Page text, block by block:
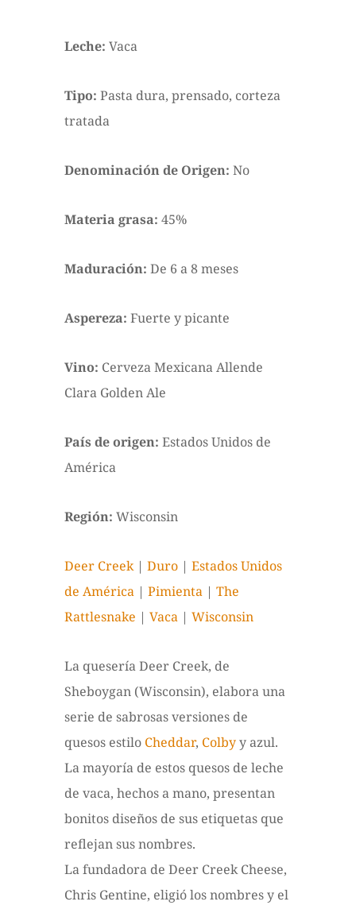
Leche: Vaca
Tipo: Pasta dura, prensado, corteza
tratada
Denominación de Origen: No
Materia grasa: 45%
Maduración: De 6 a 8 meses
Aspereza: Fuerte y picante
Vino: Cerveza Mexicana Allende
Clara Golden Ale
País de origen: Estados Unidos de
América
Región: Wisconsin
Deer Creek| Duro| Estados Unidos
de América| Pimienta| The
Rattlesnake | Vaca| Wisconsin
La quesería Deer Creek, de
Sheboygan (Wisconsin), elabora una
serie de sabrosas versiones de
quesos estilo Cheddar, Colbyy azul.
La mayoría de estos quesos de leche
de vaca, hechos a mano, presentan
bonitos diseños de sus etiquetas que
reflejan sus nombres.
La fundadora de Deer Creek Cheese,
Chris Gentine, eligió los nombres y el